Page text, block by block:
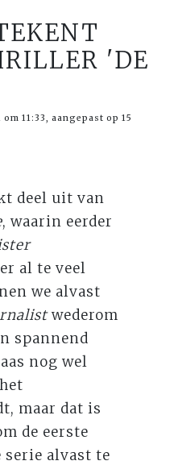
'DE
11:33, aangepast op 15
deel uit van
, waarin eerder
al te veel
we alvast
wederom
spannend
nog wel
maar dat is
de eerste
serie alvast te